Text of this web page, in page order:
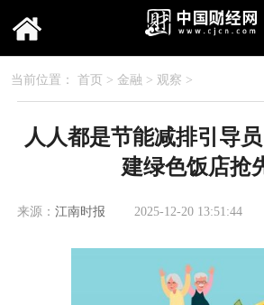
当前位置： 首页 > 金融 > 观察 >
人人都是节能减排引导
建绿色饭店抢
来源： 江南时报 2025-12-20 13:51:44